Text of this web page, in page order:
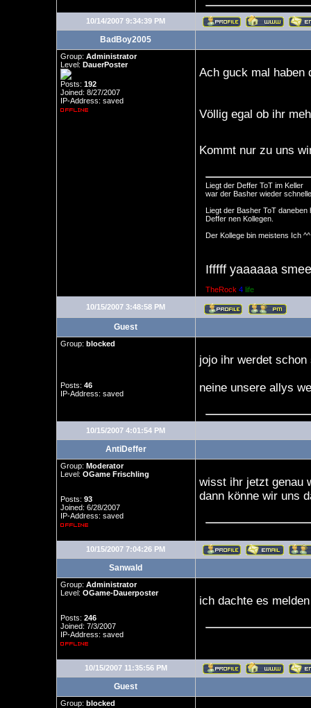
10/14/2007 9:34:39 PM
BadBoy2005
Group: Administrator
Level: DauerPoster
Posts: 192
Joined: 8/27/2007
IP-Address: saved
Ach guck mal haben
Völlig egal ob ihr
Kommt nur zu uns
Liegt der Deffer ToT im Keller
war der Basher wieder
Liegt der Basher ToT daneben
Deffer nen Kollegen.
Der Kollege bin meistens Ich ^^
Ifffff yaaaaaa
TheRock 4 life
10/15/2007 3:48:58 PM
Guest
Group: blocked
Posts: 46
IP-Address: saved
jojo ihr werdet schon
neine unsere allys
10/15/2007 4:01:54 PM
AntiDeffer
Group: Moderator
Level: OGame Frischling
Posts: 93
Joined: 6/28/2007
IP-Address: saved
wisst ihr jetzt genau
dann könne wir uns
10/15/2007 7:04:26 PM
Sanwald
Group: Administrator
Level: OGame-Dauerposter
Posts: 246
Joined: 7/3/2007
IP-Address: saved
ich dachte es
10/15/2007 11:35:56 PM
Guest
Group: blocked